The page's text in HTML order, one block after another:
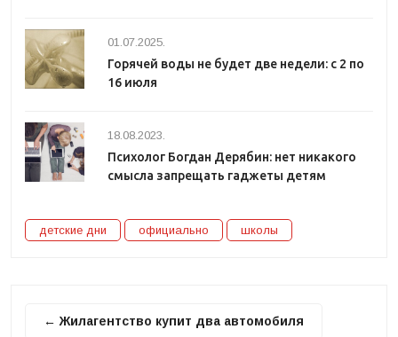
01.07.2025.
Горячей воды не будет две недели: с 2 по
16 июля
18.08.2023.
Психолог Богдан Дерябин: нет никакого
смысла запрещать гаджеты детям
детские дни официально школы
← Жилагентство купит два автомобиля